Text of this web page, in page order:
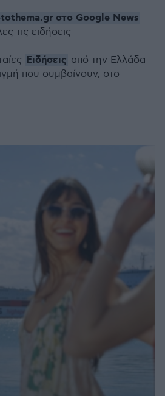
στο Google News
τις ειδήσεις
Ειδήσεις από την Ελλάδα
που συμβαίνουν, στο